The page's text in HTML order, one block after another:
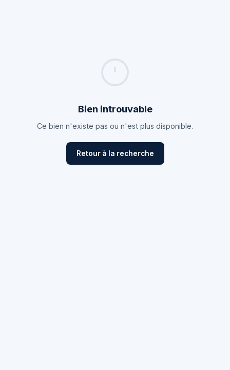
Bien introuvable
Ce bien n'existe pas ou n'est plus disponible.
Retour à la recherche